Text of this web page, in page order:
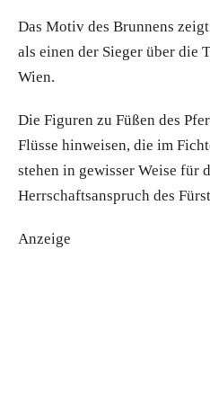
Das Motiv des Brunnens
als einen der Sieger über die
Wien.
Die Figuren zu Füßen des
Flüsse hinweisen, die im
stehen in gewisser Weise für
Herrschaftsanspruch des
Anzeige